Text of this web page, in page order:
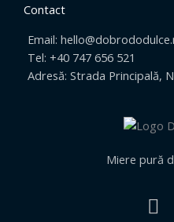
Contact
Email:
Tel: +40 747 656 521
Adresă: Strada Principală,
Miere pură